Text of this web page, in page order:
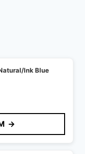
Ink Blue
→